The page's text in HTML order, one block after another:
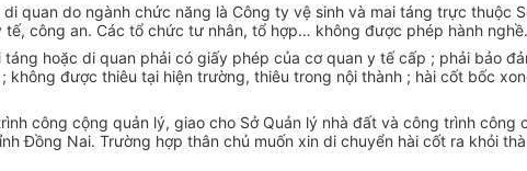
quan do ngành chức năng là Công ty vệ sinh và mai táng trực thuộc
công an. Các tổ chức tư nhân, tổ hợp… không được phép hành nghề.
hoặc di quan phải có giấy phép của cơ quan y tế cấp ; phải bảo
được thiêu tại hiện trường, thiêu trong nội thành ; hài cốt bốc
công cộng quản lý, giao cho Sở Quản lý nhà đất và công trình
Đồng Nai. Trường hợp thân chủ muốn xin di chuyển hài cốt ra khỏi